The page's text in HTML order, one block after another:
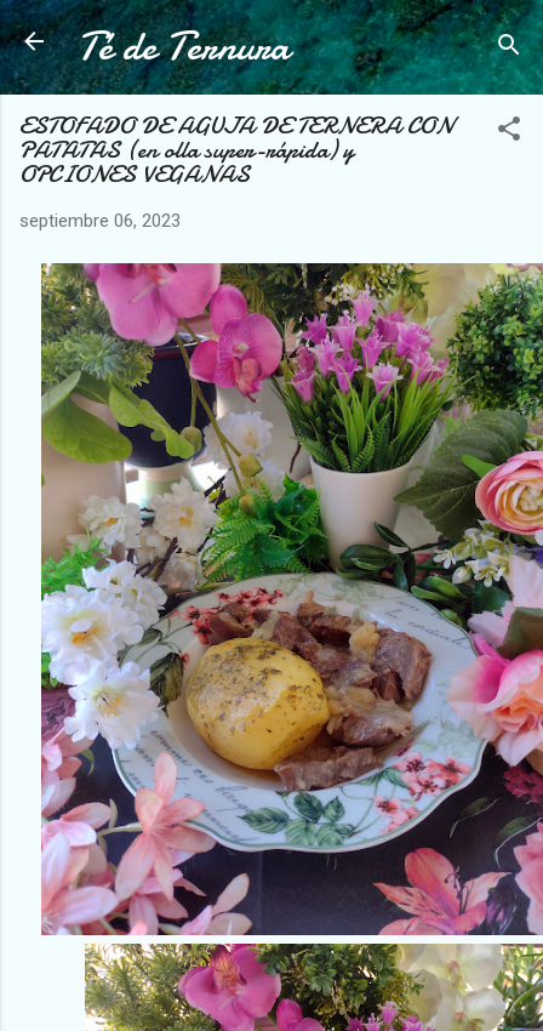
Ir al contenido principal
Té de Ternura
ESTOFADO DE AGUJA DE TERNERA CON
PATATAS (en olla super-rápida) y
OPCIONES VEGANAS
septiembre 06, 2023